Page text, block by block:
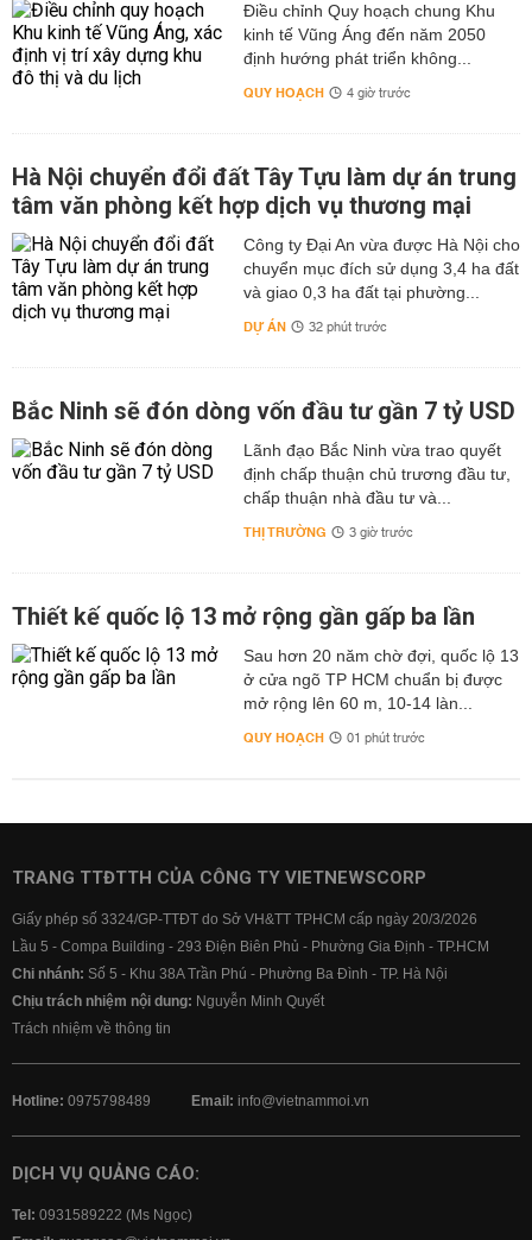
Điều chỉnh Quy hoạch chung Khu
kinh tế Vũng Áng đến năm 2050
định hướng phát triển không...
QUY HOẠCH 4 giờ trước
Hà Nội chuyển đổi đất Tây Tựu làm dự án trung
tâm văn phòng kết hợp dịch vụ thương mại
Công ty Đại An vừa được Hà Nội cho
chuyển mục đích sử dụng 3,4 ha đất
và giao 0,3 ha đất tại phường...
DỰ ÁN 32 phút trước
Bắc Ninh sẽ đón dòng vốn đầu tư gần 7 tỷ USD
Lãnh đạo Bắc Ninh vừa trao quyết
định chấp thuận chủ trương đầu tư,
chấp thuận nhà đầu tư và...
THỊ TRƯỜNG 3 giờ trước
Thiết kế quốc lộ 13 mở rộng gần gấp ba lần
Sau hơn 20 năm chờ đợi, quốc lộ 13
ở cửa ngõ TP HCM chuẩn bị được
mở rộng lên 60 m, 10-14 làn...
QUY HOẠCH 01 phút trước
TRANG TTĐTTH CỦA CÔNG TY VIETNEWSCORP
Giấy phép số 3324/GP-TTĐT do Sở VH&TT TPHCM cấp ngày 20/3/2026
Lầu 5 - Compa Building - 293 Điện Biên Phủ - Phường Gia Định - TP.HCM
Chi nhánh: Số 5 - Khu 38A Trần Phú - Phường Ba Đình - TP. Hà Nội
Chịu trách nhiệm nội dung: Nguyễn Minh Quyết
Trách nhiệm về thông tin
Hotline: 0975798489 Email: info@vietnammoi.vn
DỊCH VỤ QUẢNG CÁO:
Tel: 0931589222 (Ms Ngọc)